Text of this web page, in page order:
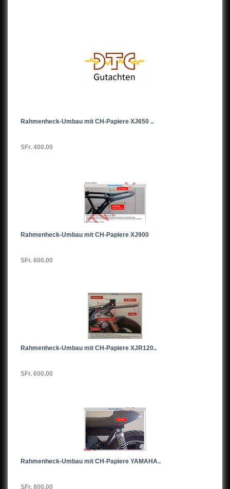
Rahmenheck-Umbau mit CH-Papiere XJ650 ..
SFr. 400.00
Rahmenheck-Umbau mit CH-Papiere XJ900
SFr. 600.00
Rahmenheck-Umbau mit CH-Papiere XJR120..
SFr. 600.00
Rahmenheck-Umbau mit CH-Papiere YAMAHA..
SFr. 800.00